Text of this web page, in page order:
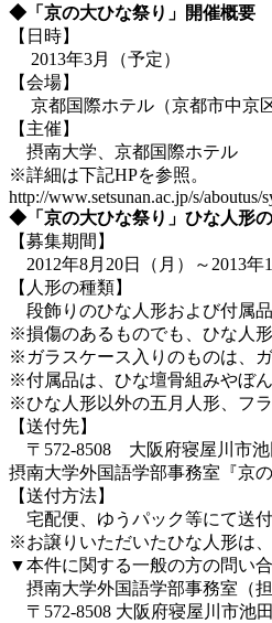
◆「京の大ひな祭り」開催概要
【日時】
2013年3月（予定）
【会場】
京都国際ホテル（京都市中京
【主催】
摂南大学、京都国際ホテル
※詳細は下記HPを参照。
http://www.setsunan.ac.jp/s/aboutus/
◆「京の大ひな祭り」ひな人形
【募集期間】
2012年8月20日（月）～2013年1
【人形の種類】
段飾りのひな人形および付属
※損傷のあるものでも、ひな人
※ガラスケース入りのものは、
※付属品は、ひな壇骨組みやぼ
※ひな人形以外の五月人形、フ
【送付先】
〒572-8508 大阪府寝屋川市
摂南大学外国語学部事務室『京
【送付方法】
宅配便、ゆうパック等にて送
※お譲りいただいたひな人形は
▼本件に関する一般の方の問い
摂南大学外国語学部事務室（担
〒572-8508 大阪府寝屋川市池